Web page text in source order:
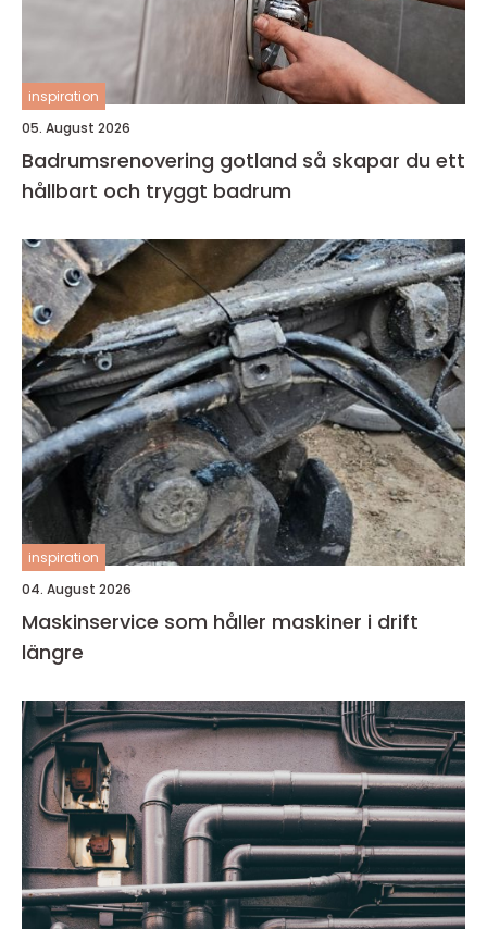
inspiration
05. August 2026
Badrumsrenovering gotland så skapar du ett
hållbart och tryggt badrum
inspiration
04. August 2026
Maskinservice som håller maskiner i drift
längre